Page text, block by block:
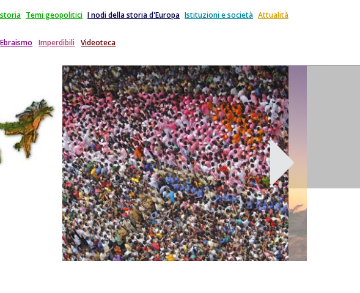
Temi geopolitici I nodi della storia d'Europa Istituzioni e società Attualità
Ebraismo Imperdibili Videoteca